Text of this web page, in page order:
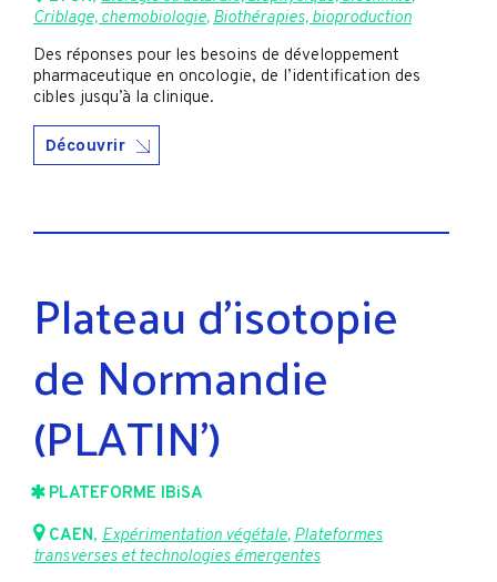
Criblage, chemobiologie, Biothérapies, bioproduction
Des réponses pour les besoins de développement
pharmaceutique en oncologie, de l’identification des
cibles jusqu’à la clinique.
Découvrir
Plateau d’isotopie
de Normandie
(PLATIN’)
PLATEFORME IBiSA
CAEN, Expérimentation végétale, Plateformes
transverses et technologies émergentes